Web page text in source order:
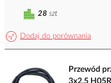
Dodaj do porównania
28 szt
Przewód